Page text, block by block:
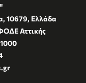
10679, Ελλάδα
Αττικής